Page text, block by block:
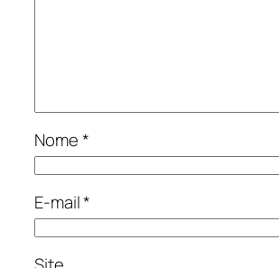
Nome*
E-mail*